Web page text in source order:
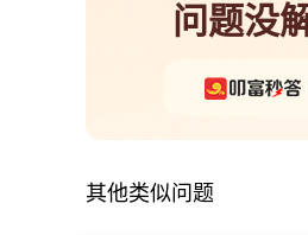
问题没
其他类似问题